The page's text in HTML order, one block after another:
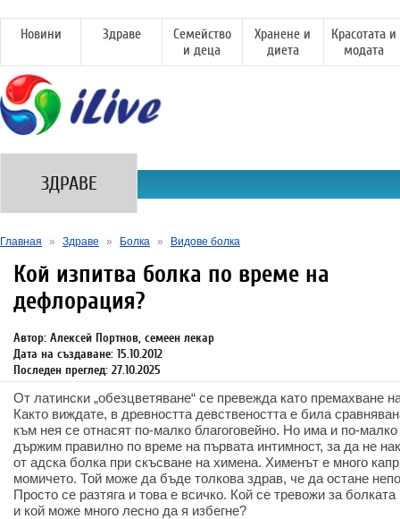
Новини Здраве
Семейство
и деца
Хранене и
диета
Красотата и
модата
ЗДРАВЕ
Главная » Здраве » Болка » Видове болка
Кой изпитва болка по време на
дефлорация?
Автор: Алексей Портнов, семеен лекар
Дата на създаване: 15.10.2012
Последен преглед: 27.10.2025
От латински „обезцветяване“ се превежда като премахване
Както виждате, в древността девствеността е била
към нея се отнасят по-малко благоговейно. Но има и по-малко
държим правилно по време на първата интимност, за да не
от адска болка при скъсване на химена. Хименът е много
момичето. Той може да бъде толкова здрав, че да остане
Просто се разтяга и това е всичко. Кой се тревожи за
и кой може много лесно да я избегне?